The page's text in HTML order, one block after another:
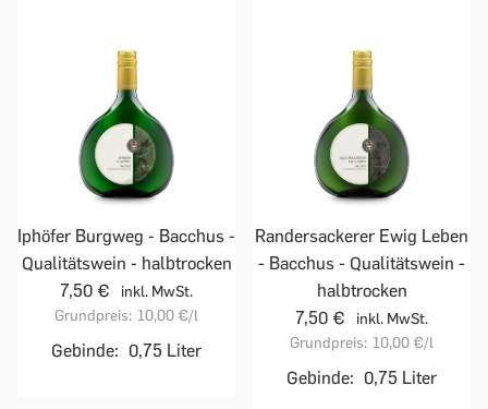
Iphöfer Burgweg - Bacchus -
Qualitätswein - halbtrocken
7,50 €
inkl. MwSt.
Grundpreis: 10,00 €/l
Gebinde: 0,75 Liter
Randersackerer Ewig Leben
- Bacchus - Qualitätswein -
halbtrocken
7,50 €
inkl. MwSt.
Grundpreis: 10,00 €/l
Gebinde: 0,75 Liter